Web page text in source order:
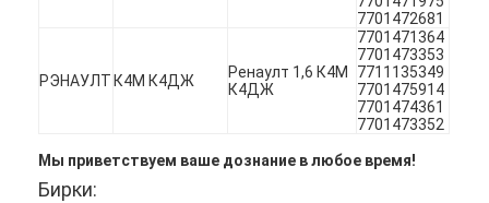
Экскурсия по заводу
Свяжитесь с нами
7701472681
РЭНАУЛТ К4М К4ДЖ
Ренаулт 1,6 К4М
К4ДЖ
7701471364
7701473353
7711135349
7701475914
7701474361
7701473352
Мы приветствуем ваше дознание в любое время!
Бирки: